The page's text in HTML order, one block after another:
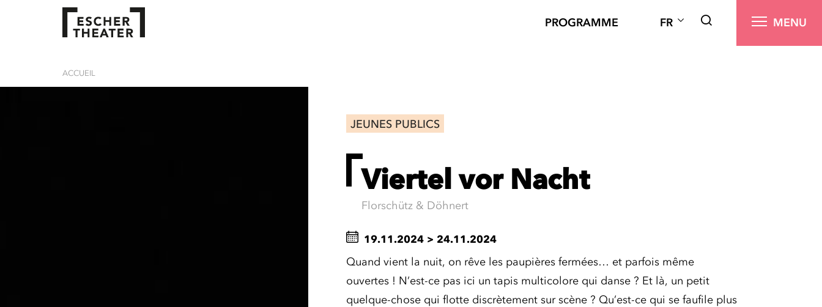
PROGRAMME FR MENU
ACCUEIL
JEUNES PUBLICS
Viertel vor Nacht
Florschütz & Döhnert
19.11.2024 > 24.11.2024
Quand vient la nuit, on rêve les paupières fermées… et parfois même
ouvertes ! N’est-ce pas ici un tapis multicolore qui danse ? Et là, un petit
quelque-chose qui flotte discrètement sur scène ? Qu’est-ce qui se faufile plus